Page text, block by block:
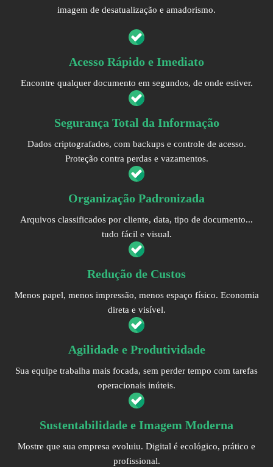
imagem de desatualização e amadorismo.
Acesso Rápido e Imediato
Encontre qualquer documento em segundos, de onde estiver.
Segurança Total da Informação
Dados criptografados, com backups e controle de acesso.
Proteção contra perdas e vazamentos.
Organização Padronizada
Arquivos classificados por cliente, data, tipo de documento...
tudo fácil e visual.
Redução de Custos
Menos papel, menos impressão, menos espaço físico. Economia
direta e visível.
Agilidade e Produtividade
Sua equipe trabalha mais focada, sem perder tempo com tarefas
operacionais inúteis.
Sustentabilidade e Imagem Moderna
Mostre que sua empresa evoluiu. Digital é ecológico, prático e
profissional.